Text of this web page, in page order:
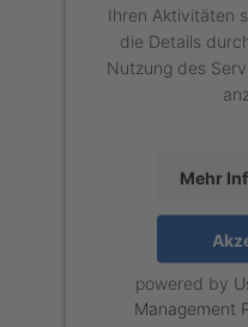
Ihren Aktivitäten
die Details
Nutzung des
Mehr
powered by
Management